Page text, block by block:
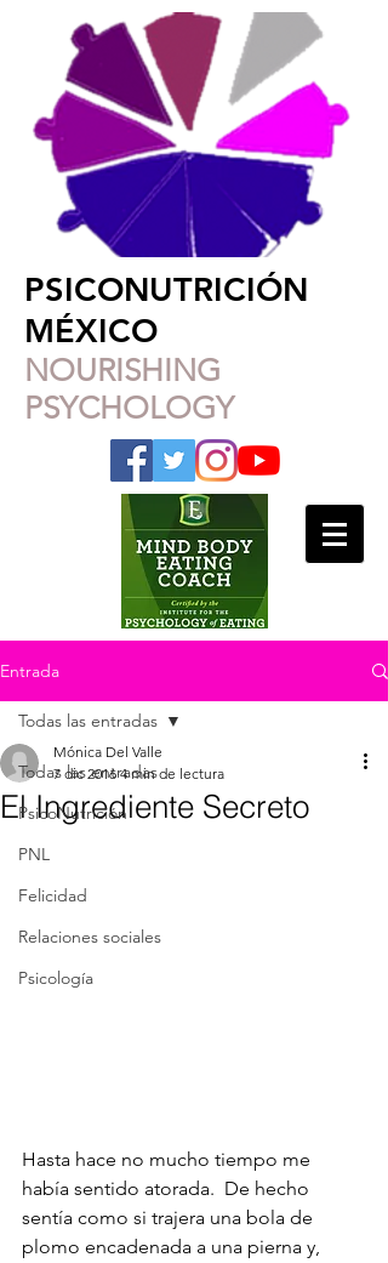
PSICONUTRICIÓN
MÉXICO
NOURISHING
PSYCHOLOGY
Entrada
Todas las entradas
PsicoNutrición
PNL
Felicidad
Relaciones sociales
Psicología
Todas las entradas
El Ingrediente Secreto
Mónica Del Valle
7 dic 2016 4 min de lectura
Hasta hace no mucho tiempo me
había sentido atorada.  De hecho
sentía como si trajera una bola de
plomo encadenada a una pierna y,